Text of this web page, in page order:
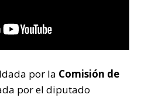
por la Comisión de
por el diputado